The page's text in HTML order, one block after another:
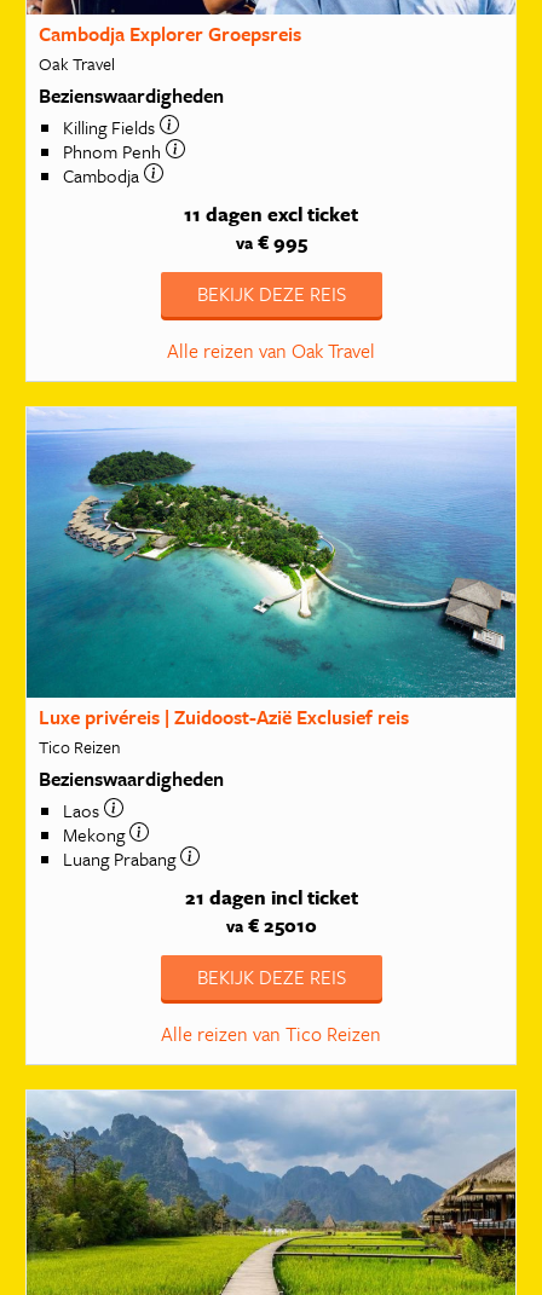
Cambodja Explorer Groepsreis
Oak Travel
Bezienswaardigheden
Killing Fields
Phnom Penh
Cambodja
11 dagen excl ticket
va€ 995
BEKIJK DEZE REIS
Alle reizen van Oak Travel
Luxe privéreis | Zuidoost-Azië Exclusief reis
Tico Reizen
Bezienswaardigheden
Laos
Mekong
Luang Prabang
21 dagen incl ticket
va€ 25010
BEKIJK DEZE REIS
Alle reizen van Tico Reizen